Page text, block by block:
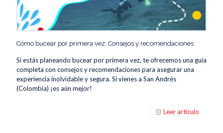
Cómo bucear por primera vez: Consejos y recomendaciones
Si estás planeando bucear por primera vez, te ofrecemos una guía
completa con consejos y recomendaciones para asegurar una
experiencia inolvidable y segura. Si vienes a San Andrés
(Colombia) ¡es aún mejor!
Leer artículo